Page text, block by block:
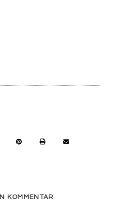
KOMMENTAR